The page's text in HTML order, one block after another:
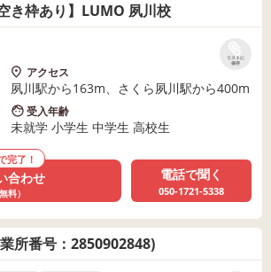
き枠あり】LUMO 夙川校
リストに
保存
アクセス
夙川駅から163m、さくら夙川駅から400m
受入年齢
未就学 小学生 中学生 高校生
完了！
合わせ
無料）
電話で聞く
050-1721-5338
所番号：2850902848)